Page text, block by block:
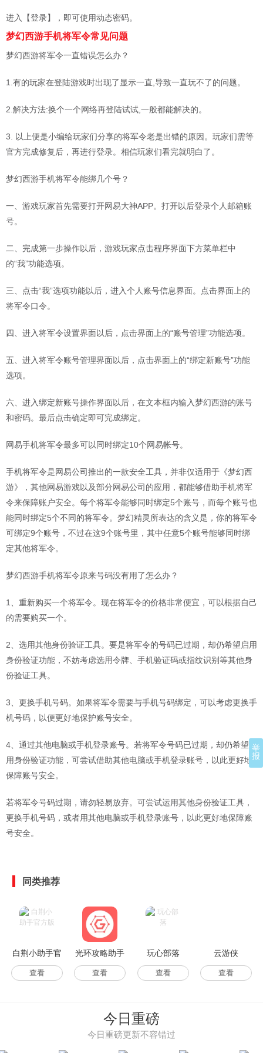
进入【登录】，即可使用动态密码。
梦幻西游手机将军令常见问题
梦幻西游将军令一直错误怎么办？
1.有的玩家在登陆游戏时出现了显示一直,导致一直玩不了的问题。
2.解决方法:换个一个网络再登陆试试,一般都能解决的。
3. 以上便是小编给玩家们分享的将军令老是出错的原因。玩家们需等
官方完成修复后，再进行登录。相信玩家们看完就明白了。
梦幻西游手机将军令能绑几个号？
一、游戏玩家首先需要打开网易大神APP。打开以后登录个人邮箱账
号。
二、完成第一步操作以后，游戏玩家点击程序界面下方菜单栏中
的“我”功能选项。
三、点击“我”选项功能以后，进入个人账号信息界面。点击界面上的
将军令口令。
四、进入将军令设置界面以后，点击界面上的“账号管理”功能选项。
五、进入将军令账号管理界面以后，点击界面上的“绑定新账号”功能
选项。
六、进入绑定新账号操作界面以后，在文本框内输入梦幻西游的账号
和密码。最后点击确定即可完成绑定。
网易手机将军令最多可以同时绑定10个网易帐号。
手机将军令是网易公司推出的一款安全工具，并非仅适用于《梦幻西
游》，其他网易游戏以及部分网易公司的应用，都能够借助手机将军
令来保障账户安全。每个将军令能够同时绑定5个账号，而每个账号也
能同时绑定5个不同的将军令。梦幻精灵所表达的含义是，你的将军令
可绑定9个账号，不过在这9个账号里，其中任意5个账号能够同时绑
定其他将军令。
梦幻西游手机将军令原来号码没有用了怎么办？
1、重新购买一个将军令。现在将军令的价格非常便宜，可以根据自己
的需要购买一个。
2、选用其他身份验证工具。要是将军令的号码已过期，却仍希望启用
身份验证功能，不妨考虑选用令牌、手机验证码或指纹识别等其他身
份验证工具。
3、更换手机号码。如果将军令需要与手机号码绑定，可以考虑更换手
机号码，以便更好地保护账号安全。
4、通过其他电脑或手机登录账号。若将军令号码已过期，却仍希望使
用身份验证功能，可尝试借助其他电脑或手机登录账号，以此更好地
保障账号安全。
若将军令号码过期，请勿轻易放弃。可尝试运用其他身份验证工具，
更换手机号码，或者用其他电脑或手机登录账号，以此更好地保障账
号安全。
同类推荐
白荆小助手官
方版
查看
光环攻略助手
查看
玩心部落
查看
云游侠
查看
今日重磅
今日重磅更新不容错过
举
报